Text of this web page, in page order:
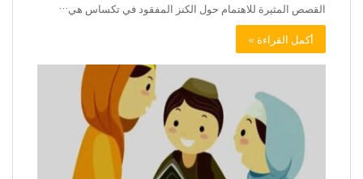
القصص المثيرة للاهتمام حول الكنز المفقود في تكساس هي…
أكمل القراءة »